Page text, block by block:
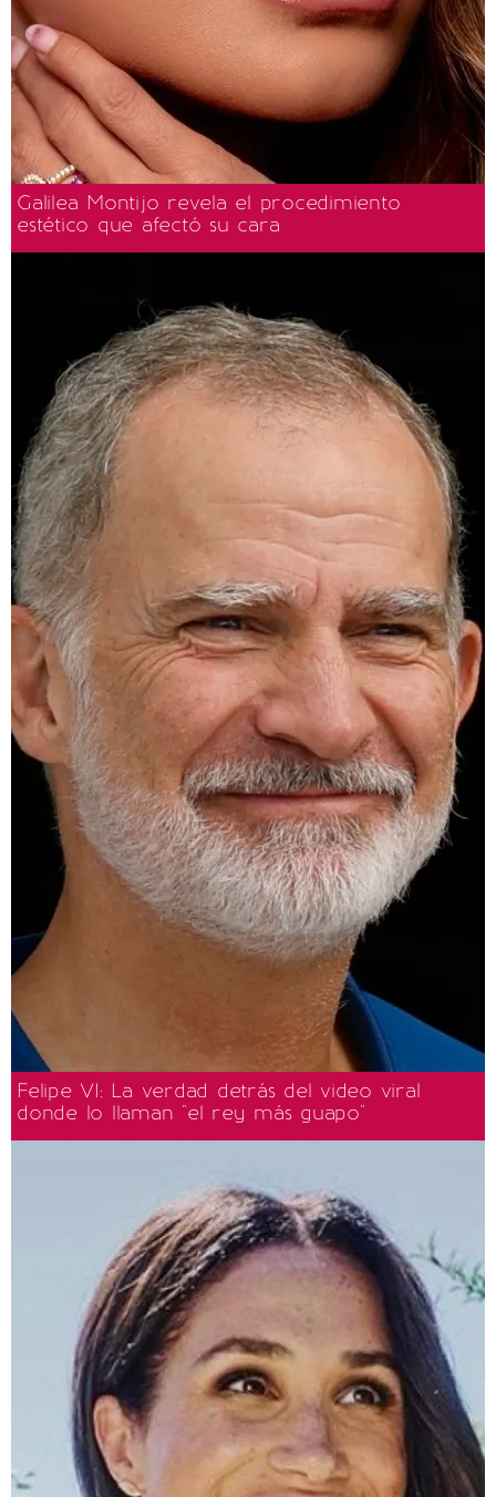
Galilea Montijo revela el procedimiento
estético que afectó su cara
Felipe VI: La verdad detrás del video viral
donde lo llaman "el rey más guapo"